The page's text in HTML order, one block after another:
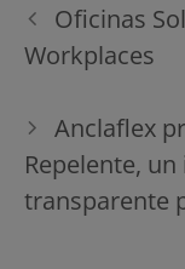
Navegación
de
entradas
Oficinas
Workplaces
Anclaflex
Repelente,
transparente